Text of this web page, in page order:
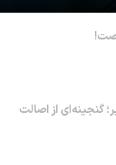
گنجینه‌ای از اصالت